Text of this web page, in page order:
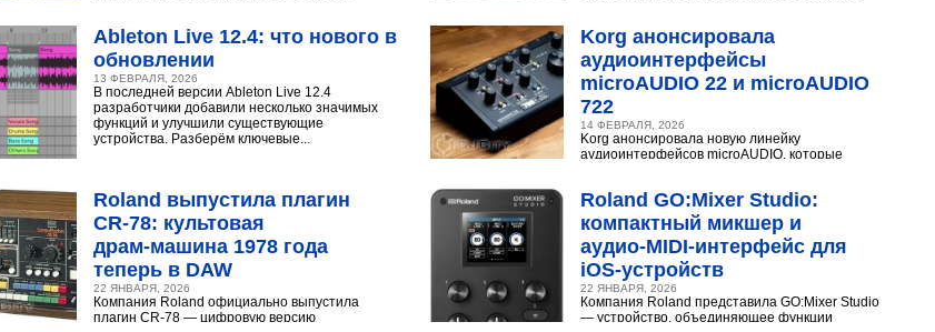
Ableton Live 12.4: что нового в
обновлении
13 ФЕВРАЛЯ, 2026
В последней версии Ableton Live 12.4
разработчики добавили несколько значимых
функций и улучшили существующие
устройства. Разберём ключевые...
Roland выпустила плагин
CR‑78: культовая
драм‑машина 1978 года
теперь в DAW
22 ЯНВАРЯ, 2026
Компания Roland официально выпустила
плагин CR-78 — цифровую версию
Korg анонсировала
аудиоинтерфейсы
microAUDIO 22 и microAUDIO
722
14 ФЕВРАЛЯ, 2026
Korg анонсировала новую линейку
аудиоинтерфейсов microAUDIO, которые
Roland GO:Mixer Studio:
компактный микшер и
аудио‑MIDI‑интерфейс для
iOS‑устройств
22 ЯНВАРЯ, 2026
Компания Roland представила GO:Mixer Studio
— устройство, объединяющее функции